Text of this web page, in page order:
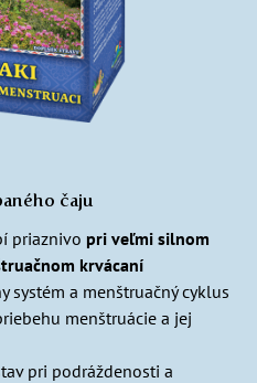
čaju
priaznivo pri veľmi silnom
krvácaní
systém a menštruačný cyklus
menštruácie a jej
pri podráždenosti a